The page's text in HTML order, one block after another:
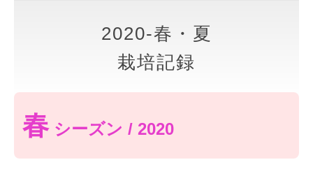
2020-春・夏
栽培記録
春シーズン / 2020